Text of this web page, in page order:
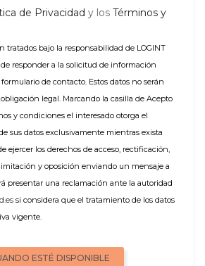
de Privacidad y los Términos y
tratados bajo la responsabilidad de LOGINT
responder a la solicitud de información
de contacto. Estos datos no serán
legal. Marcando la casilla de Acepto
y condiciones el interesado otorga el
sus datos exclusivamente mientras exista
ejercer los derechos de acceso, rectificación,
y oposición enviando un mensaje a
presentar una reclamación ante la autoridad
si considera que el tratamiento de los datos
vigente.
ESTÉ DISPONIBLE